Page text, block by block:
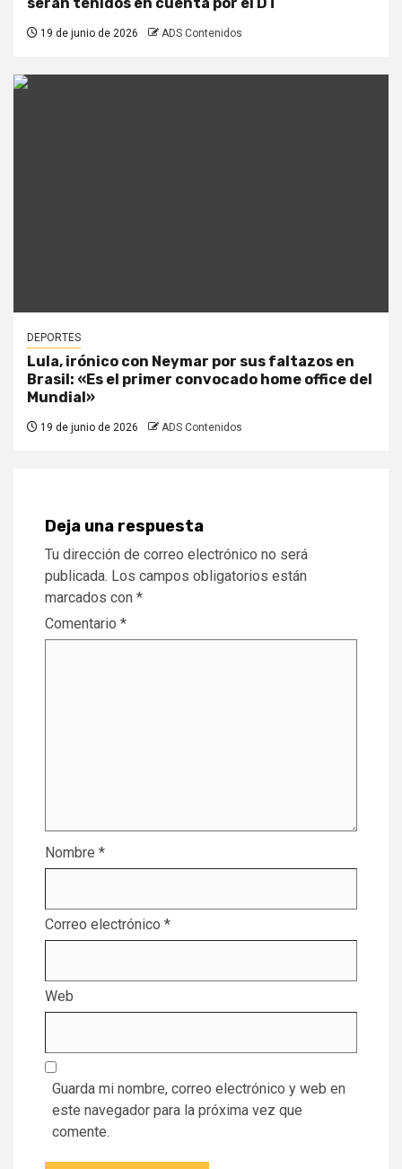
19 de junio de 2026 ADS Contenidos
DEPORTES
Lula, irónico con Neymar por sus faltazos en
Brasil: «Es el primer convocado home office del
Mundial»
19 de junio de 2026 ADS Contenidos
Deja una respuesta
Tu dirección de correo electrónico no será
publicada. Los campos obligatorios están
marcados con *
Comentario *
Nombre *
Correo electrónico *
Web
Guarda mi nombre, correo electrónico y web en
este navegador para la próxima vez que
comente.